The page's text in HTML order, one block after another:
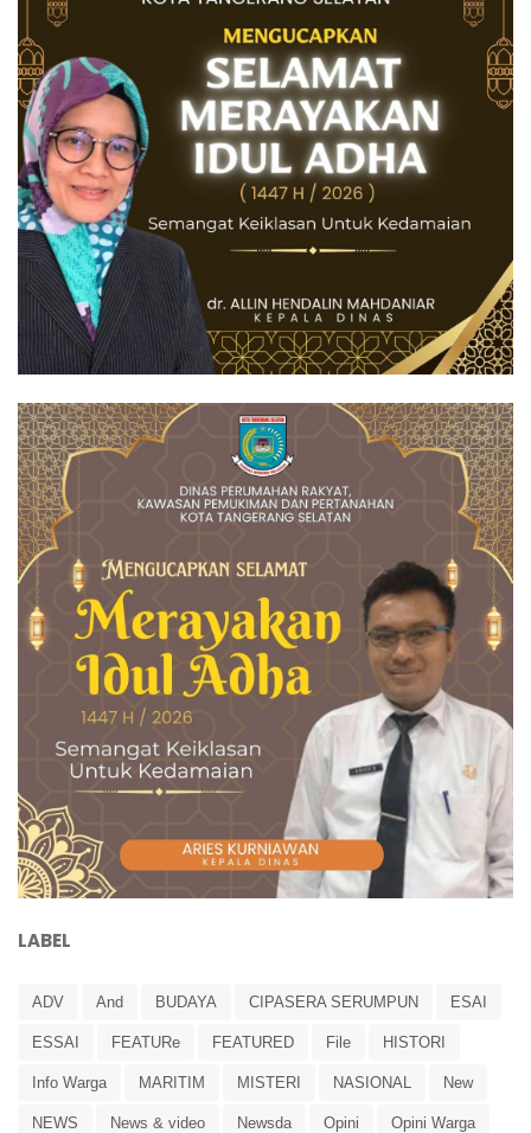
LABEL
ADV And BUDAYA CIPASERA SERUMPUN ESAI
ESSAI FEATURe FEATURED File HISTORI
Info Warga MARITIM MISTERI NASIONAL New
NEWS News & video Newsda Opini Opini Warga